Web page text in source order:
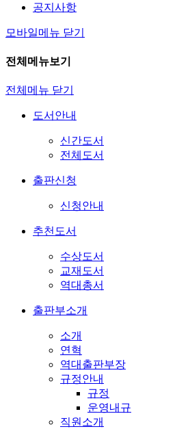
공지사항
모바일메뉴 닫기
전체메뉴보기
전체메뉴 닫기
도서안내
신간도서
전체도서
출판신청
신청안내
추천도서
수상도서
교재도서
역대총서
출판부소개
소개
연혁
역대출판부장
규정안내
규정
운영내규
직원소개